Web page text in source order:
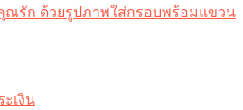
ณรัก ด้วยรูปภาพใส่กรอบพร้อมแขวน​
เงิน